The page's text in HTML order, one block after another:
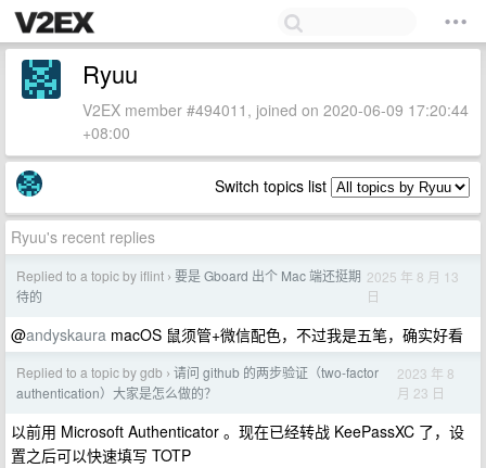
Ryuu
V2EX member #494011, joined on 2020-06-09 17:20:44
+08:00
Switch topics list
Ryuu's recent replies
Replied to a topic by iflint › 要是 Gboard 出个 Mac 端还挺期
待的
2025 年 8 月 13
日
@andyskaura macOS 鼠须管+微信配色，不过我是五笔，确实好看
Replied to a topic by gdb › 请问 github 的两步验证（two-factor
authentication）大家是怎么做的？
2023 年 8
月 23 日
以前用 Microsoft Authenticator 。现在已经转战 KeePassXC 了，设
置之后可以快速填写 TOTP